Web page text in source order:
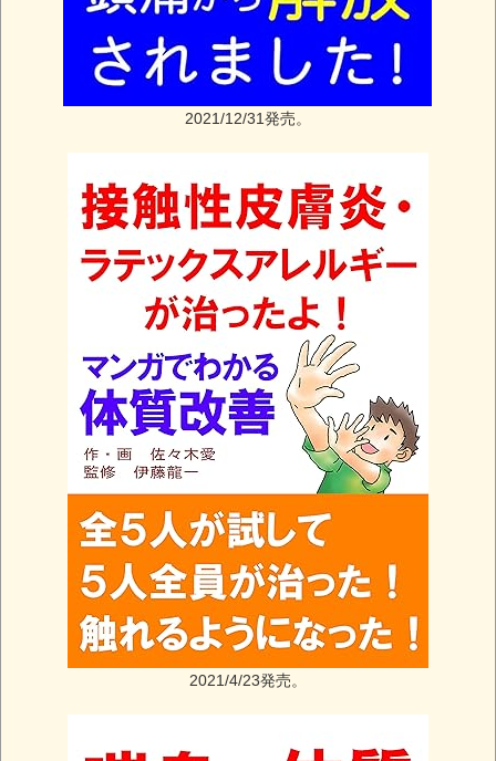
2021/12/31発売。
2021/4/23発売。